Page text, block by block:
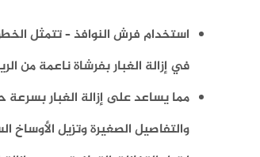
استخدام فرش النوافذ – تتمثل
في إزالة الغبار بفرشاة ناعمة من
مما يساعد على إزالة الغبار
والتفاصيل الصغيرة وتزيل الأوساخ